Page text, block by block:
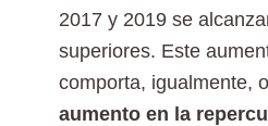
2017 y 2019 se
superiores. Este
comporta, igualmente,
aumento en la